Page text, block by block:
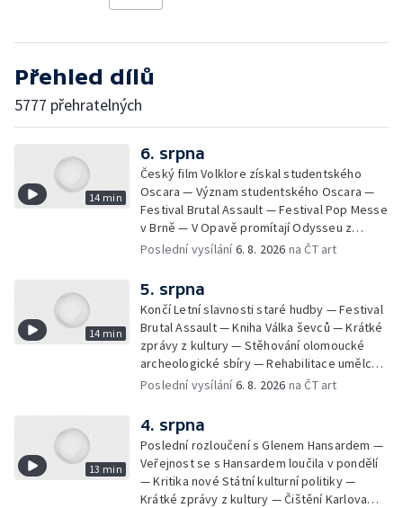
Přehled dílů
5777 přehratelných
14 min
6. srpna
Český film Volklore získal studentského
Oscara — Význam studentského Oscara —
Festival Brutal Assault — Festival Pop Messe
v Brně — V Opavě promítají Odysseu z
filmového pásu
Poslední vysílání6. 8. 2026 na ČT art
14 min
5. srpna
Končí Letní slavnosti staré hudby — Festival
Brutal Assault — Kniha Válka ševců — Krátké
zprávy z kultury — Stěhování olomoucké
archeologické sbíry — Rehabilitace umělce
Milana Knížáka — Trailer na film Osamělý vlk
Poslední vysílání6. 8. 2026 na ČT art
13 min
4. srpna
Poslední rozloučení s Glenem Hansardem —
Veřejnost se s Hansardem loučila v pondělí
— Kritika nové Státní kulturní politiky —
Krátké zprávy z kultury — Čištění Karlova